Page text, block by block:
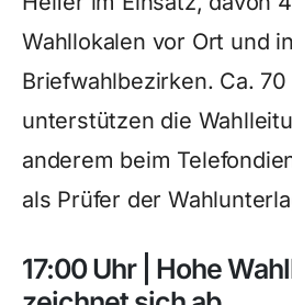
Wahllokalen vor Ort und
Briefwahlbezirken. Ca.
unterstützen die
anderem beim
als Prüfer der
17:00 Uhr | Hohe